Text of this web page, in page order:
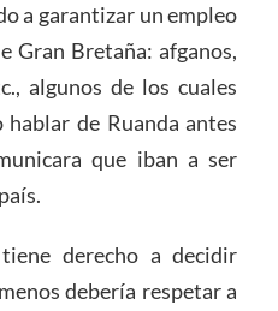
a garantizar un empleo
Gran Bretaña: afganos,
algunos de los cuales
hablar de Ruanda antes
que iban a ser
derecho a decidir
debería respetar a